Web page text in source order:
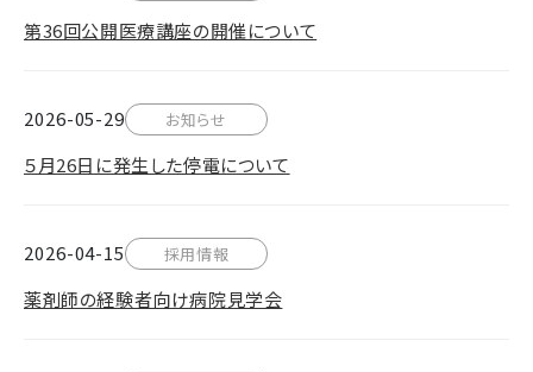
第36回公開医療講座の開催について
2026-05-29 お知らせ
５月26日に発生した停電について
2026-04-15 採用情報
薬剤師の経験者向け病院見学会